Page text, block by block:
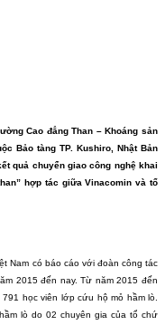
Cao đẳng Than – Khoáng sản
Bảo tàng TP. Kushiro, Nhật Bản
quả chuyển giao công nghệ khai
hợp tác giữa Vinacomin và tổ
có báo cáo với đoàn công tác
2015 đến nay. Từ năm 2015 đến
học viên lớp cứu hộ mỏ hầm lò.
lò do 02 chuyên gia của tổ chứ